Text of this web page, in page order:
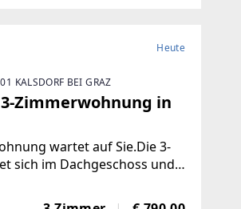
Heute
KALSDORF BEI GRAZ
Zimmerwohnung in
wartet auf Sie.Die 3-
sich im Dachgeschoss und
mit Dusche und Fenster+